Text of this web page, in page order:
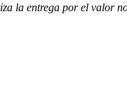
la entrega por el valor